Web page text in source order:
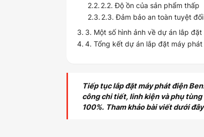
2.2. Độ ồn của sản phẩm thấp
2.3. Đảm bảo an toàn tuyệt
3. Một số hình ảnh về dự án lắp
4. Tổng kết dự án lắp đặt máy phát
Tiếp tục lắp đặt máy phát điện
công chi tiết, linh kiện và phụ
100%. Tham khảo bài viết dưới